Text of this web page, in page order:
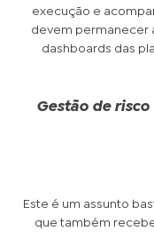
execução e
devem permanecer
dashboards das
Gestão de
Este é um assunto
que também